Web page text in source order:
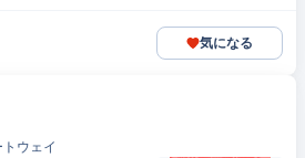
気になる
ウェイ